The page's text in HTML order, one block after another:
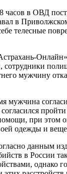
часов в ОВД
в
телесные
сотрудники
мужчину
мужчина
при этом
одежды и
данным
в России
однако